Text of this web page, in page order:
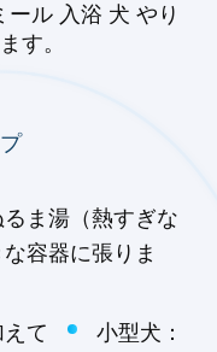
ル 入浴 犬 やり
す。
ま湯（熱すぎな
容器に張りま
て
小型犬：